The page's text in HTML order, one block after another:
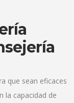
que sean eficaces
la capacidad de